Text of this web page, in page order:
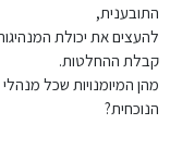
התובענית,
להעצים את יכולת
קבלת ההחלטות.
מהן המיומנויות שכל
הנוכחית?